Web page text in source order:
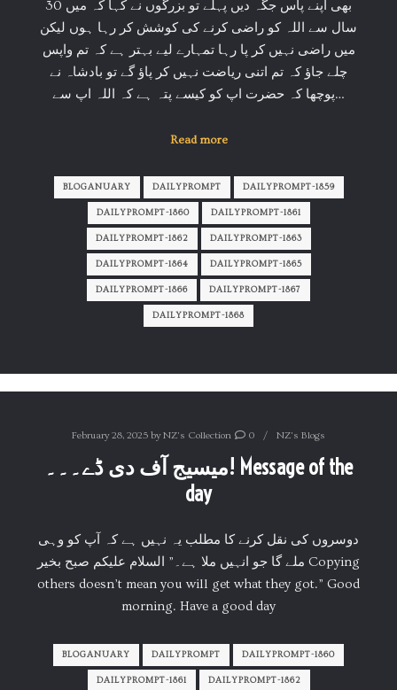
بھی اپنے پاس جگہ دیں پہلے تو بزرگوں نے کہا کہ میں 30
سال سے اللہ کو راضی کرنے کی کوشش کر رہا ہوں لیکن
میں راضی نہیں کر پا رہا تمہارے لیے بہتر ہے کہ تم واپس
چلے جاؤ کہ تم اتنی ریاضت نہیں کر پاؤ گے تو بادشاہ نے
پوچھا کہ حضرت اپ کو کیسے پتہ ہے کہ اللہ اپ سے…
Read more
BLOGANUARY DAILYPROMPT DAILYPROMPT-1859
DAILYPROMPT-1860 DAILYPROMPT-1861
DAILYPROMPT-1862 DAILYPROMPT-1863
DAILYPROMPT-1864 DAILYPROMPT-1865
DAILYPROMPT-1866 DAILYPROMPT-1867
DAILYPROMPT-1868
February 28, 2025byNZ's Collection 0 NZ's Blogs
میسیج آف دی ڈے۔۔۔! Message of the
day
دوسروں کی نقل کرنے کا مطلب یہ نہیں ہے کہ آپ کو وہی
ملے گا جو انہیں ملا ہے۔” السلام علیکم صبح بخیر Copying
others doesn’t mean you will get what they got.” Good
morning. Have a good day
BLOGANUARY DAILYPROMPT DAILYPROMPT-1860
DAILYPROMPT-1861 DAILYPROMPT-1862